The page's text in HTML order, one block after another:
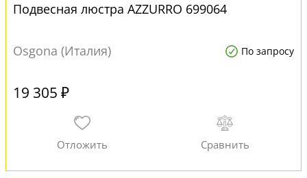
Подвесная люстра AZZURRO 699064
Osgona (Италия) По запросу
19 305 ₽